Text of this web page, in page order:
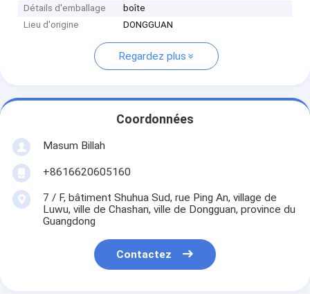
Détails d'emballage
boîte
Lieu d'origine
DONGGUAN
Regardez plus
Coordonnées
Masum Billah
+8616620605160
7 / F, bâtiment Shuhua Sud, rue Ping An, village de
Luwu, ville de Chashan, ville de Dongguan, province du
Guangdong
Contactez